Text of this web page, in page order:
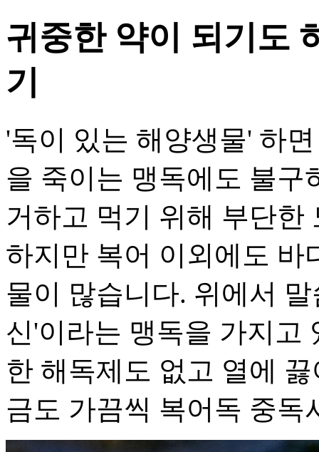
귀중한 약이 되기도
기
'독이 있는 해양생물' 하
을 죽이는 맹독에도 불구
거하고 먹기 위해 부단한
하지만 복어 이외에도 바
물이 많습니다. 위에서
신'이라는 맹독을 가지고
한 해독제도 없고 열에
금도 가끔씩 복어독 중독